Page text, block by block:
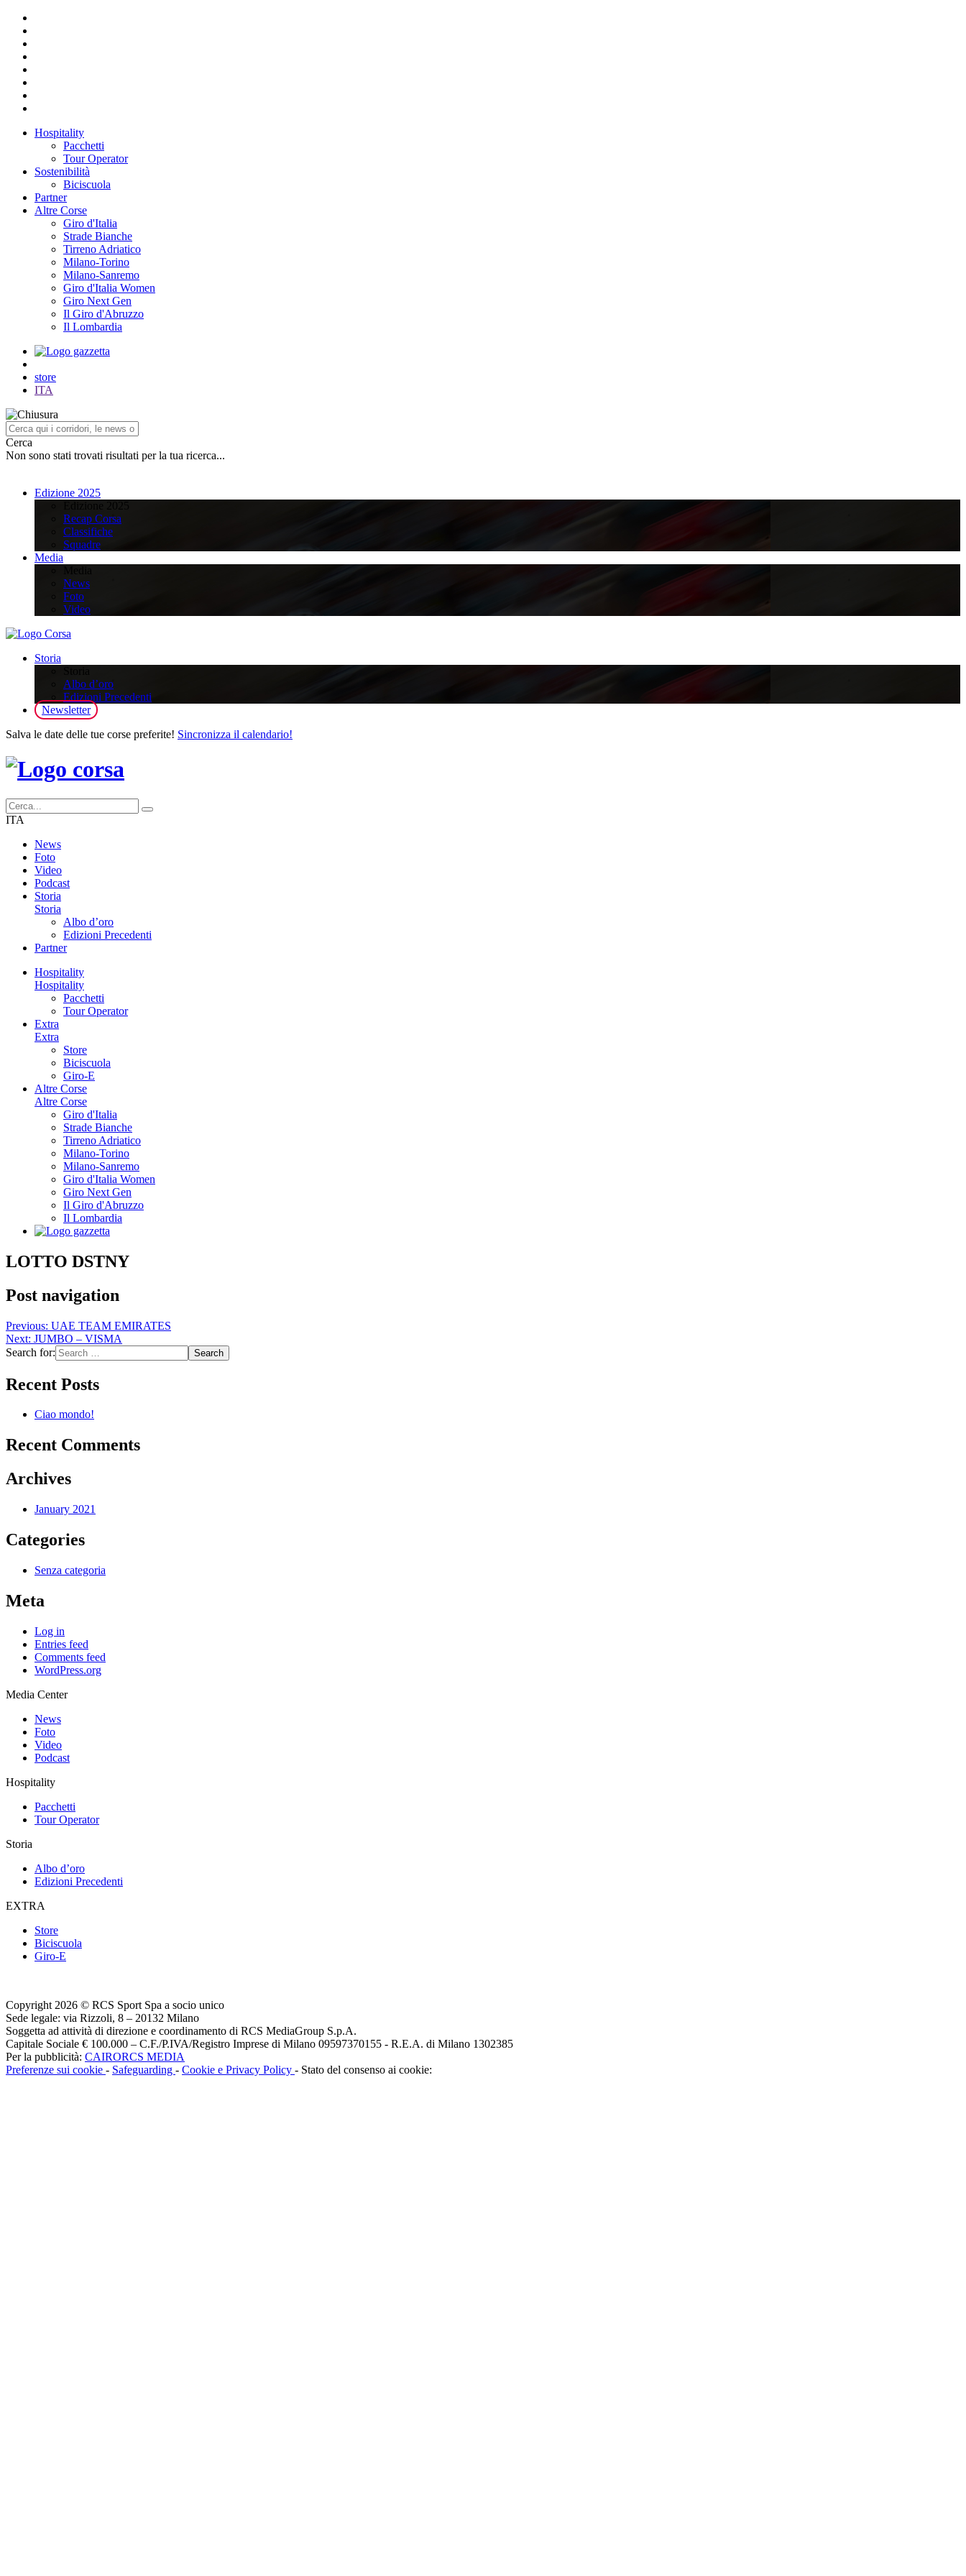
Hospitality
Pacchetti
Tour Operator
Sostenibilità
Biciscuola
Partner
Altre Corse
Giro d'Italia
Strade Bianche
Tirreno Adriatico
Milano-Torino
Milano-Sanremo
Giro d'Italia Women
Giro Next Gen
Il Giro d'Abruzzo
Il Lombardia
store
ITA
Cerca
Non sono stati trovati risultati per la tua ricerca...
Edizione 2025
Recap Corsa
Classifiche
Squadre
Media
News
Foto
Video
Storia
Albo d’oro
Edizioni Precedenti
Newsletter
Salva le date delle tue corse preferite! Sincronizza il calendario!
ITA
News
Foto
Video
Podcast
Storia
Storia
Albo d’oro
Edizioni Precedenti
Partner
Hospitality
Hospitality
Pacchetti
Tour Operator
Extra
Extra
Store
Biciscuola
Giro-E
Altre Corse
Altre Corse
Giro d'Italia
Strade Bianche
Tirreno Adriatico
Milano-Torino
Milano-Sanremo
Giro d'Italia Women
Giro Next Gen
Il Giro d'Abruzzo
Il Lombardia
LOTTO DSTNY
Post navigation
Previous: UAE TEAM EMIRATES
Next: JUMBO – VISMA
Search for:
Recent Posts
Ciao mondo!
Recent Comments
Archives
January 2021
Categories
Senza categoria
Meta
Log in
Entries feed
Comments feed
WordPress.org
Media Center
News
Foto
Video
Podcast
Hospitality
Pacchetti
Tour Operator
Storia
Albo d’oro
Edizioni Precedenti
EXTRA
Store
Biciscuola
Giro-E
Copyright 2026 © RCS Sport Spa a socio unico
Sede legale: via Rizzoli, 8 – 20132 Milano
Soggetta ad attività di direzione e coordinamento di RCS MediaGroup S.p.A.
Capitale Sociale € 100.000 – C.F./P.IVA/Registro Imprese di Milano 09597370155 - R.E.A. di Milano 1302385
Per la pubblicità: CAIRORCS MEDIA
Preferenze sui cookie - Safeguarding - Cookie e Privacy Policy - Stato del consenso ai cookie: